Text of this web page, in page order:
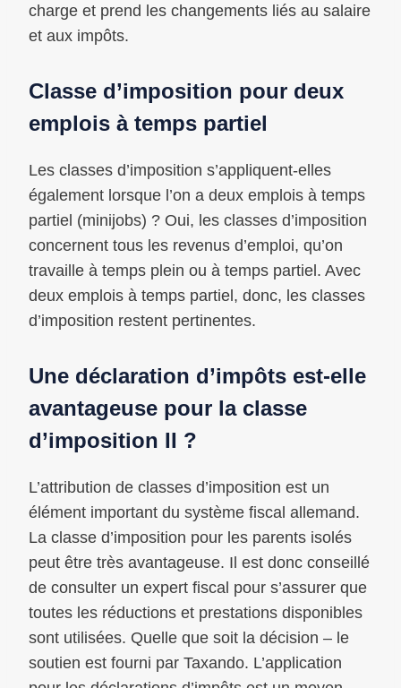
charge et prend les changements liés au salaire
et aux impôts.
Classe d’imposition pour deux
emplois à temps partiel
Les classes d’imposition s’appliquent-elles
également lorsque l’on a deux emplois à temps
partiel (minijobs) ? Oui, les classes d’imposition
concernent tous les revenus d’emploi, qu’on
travaille à temps plein ou à temps partiel. Avec
deux emplois à temps partiel, donc, les classes
d’imposition restent pertinentes.
Une déclaration d’impôts est-elle
avantageuse pour la classe
d’imposition II ?
L’attribution de classes d’imposition est un
élément important du système fiscal allemand.
La classe d’imposition pour les parents isolés
peut être très avantageuse. Il est donc conseillé
de consulter un expert fiscal pour s’assurer que
toutes les réductions et prestations disponibles
sont utilisées. Quelle que soit la décision – le
soutien est fourni par Taxando. L’application